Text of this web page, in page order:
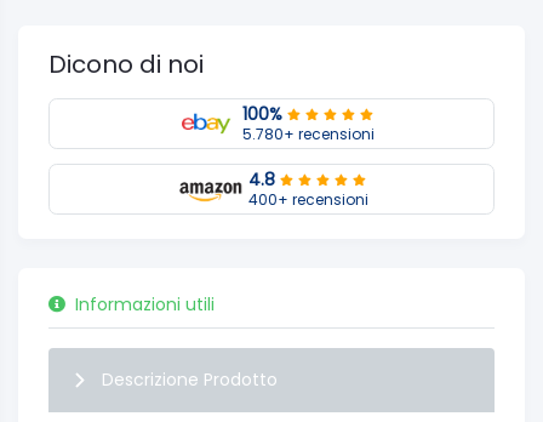
Dicono di noi
100%
5.780+ recensioni
4.8
400+ recensioni
Informazioni utili
Descrizione Prodotto